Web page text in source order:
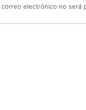
electrónico no será